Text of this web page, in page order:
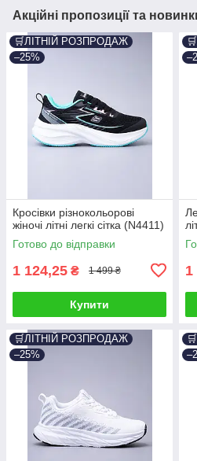
Акційні пропозиції та
🛒ЛІТНІЙ РОЗПРОДАЖ
–25%
Кросівки різнокольорові
жіночі літні легкі сітка (N4411)
Готово до відправки
1 124,25 ₴ 1 499 ₴
Купити
1
🛒ЛІТНІЙ РОЗПРОДАЖ
–25%